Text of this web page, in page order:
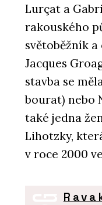
Lurçat a
rakouského
světoběžník
Jacques
stavba se
bourat) nebo
také jedna
Lihotzky,
v roce 2000